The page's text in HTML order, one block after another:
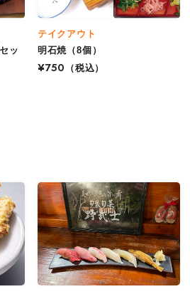
ッ
テイクアウト
明石焼（8個）
¥750
（税込）